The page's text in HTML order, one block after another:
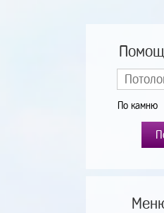
По камню